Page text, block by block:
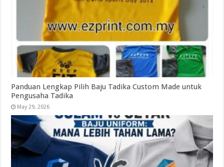
Panduan Lengkap Pilih Baju Tadika Custom Made untuk
Pengusaha Tadika
May 29, 2026